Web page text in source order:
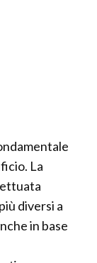
La
diversi a
in base